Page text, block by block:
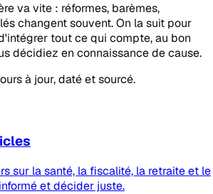
va vite : réformes, barèmes,
changent souvent. On la suit pour
tout ce qui compte, au bon
décidiez en connaissance de cause.
à jour, daté et sourcé.
sur la santé, la fiscalité, la retraite et le
et décider juste.